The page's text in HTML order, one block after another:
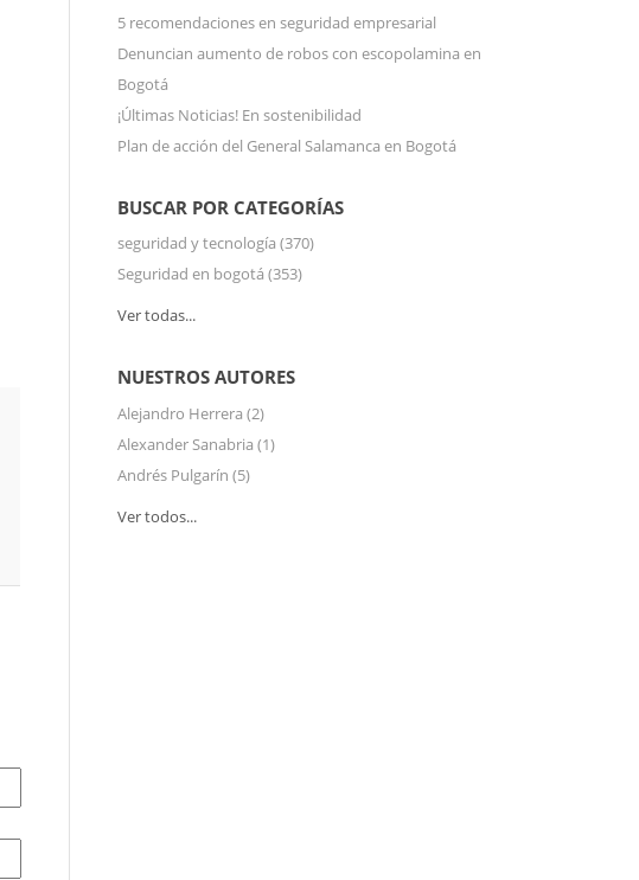
5 recomendaciones en seguridad empresarial
Denuncian aumento de robos con escopolamina en
Bogotá
¡Últimas Noticias! En sostenibilidad
Plan de acción del General Salamanca en Bogotá
BUSCAR POR CATEGORÍAS
seguridad y tecnología (370)
Seguridad en bogotá (353)
Ver todas...
NUESTROS AUTORES
Alejandro Herrera (2)
Alexander Sanabria (1)
Andrés Pulgarín (5)
Ver todos...